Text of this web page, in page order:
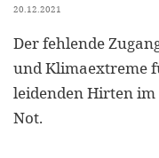
20.12.2021
Der fehlende
und Klimaextreme
leidenden Hirten
Not.